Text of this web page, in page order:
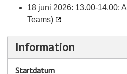
18 juni 2026: 13.00-14.00:
Teams)
Information
Startdatum